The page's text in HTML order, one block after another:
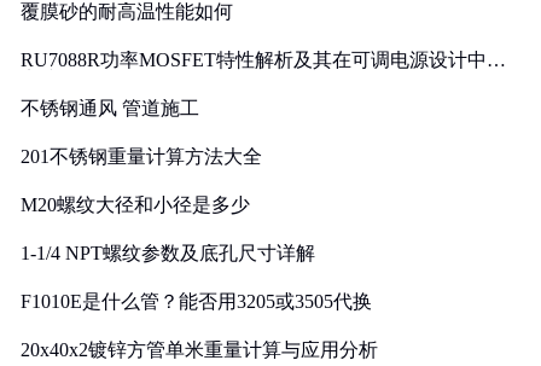
覆膜砂的耐高温性能如何
RU7088R功率MOSFET特性解析及其在可调电源设计中的
不锈钢通风 管道施工
201不锈钢重量计算方法大全
M20螺纹大径和小径是多少
1-1/4 NPT螺纹参数及底孔尺寸详解
F1010E是什么管？能否用3205或3505代换
20x40x2镀锌方管单米重量计算与应用分析